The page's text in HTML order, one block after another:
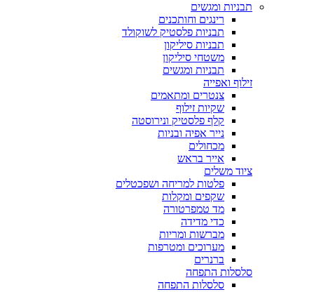
תבניות ומגשים
רינגים וחותכנים
תבניות פלסטיק לשוקולד
תבניות סיליקון
משטחי סיליקון
תבניות ומגשים
זילוף ואפייה
צנטרים ומתאמים
שקיות זילוף
קלף פלסטיק ונירוסטה
נייר אפיה ובניות
מכחולים
אייר בראש
ציוד משלים
פלטות למריחה ושפכטלים
שקפים ומקלות
מד טמפרטורה
כדי מדידה
מברשות ומריות
מערוכים ומטרפות
ברנרים
סלסלות התפחה
סלסלות התפחה